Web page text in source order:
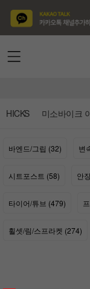
HICKS 미소바이크
바엔드/그립 (32) 변
시트포스트 (58) 안
타이어/튜브 (479)
휠셋/림/스프라켓 (274)